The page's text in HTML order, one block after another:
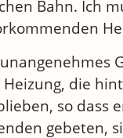
Bahn. Ich
die
so dass
gebeten,